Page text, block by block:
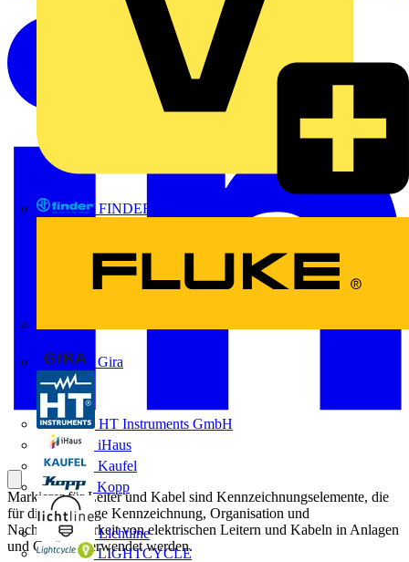
FINDER
Gira
HT Instruments GmbH
iHaus
Kaufel
Kopp
Lichtline
LIGHTCYCLE
Markierer für Leiter und Kabel sind Kennzeichnungselemente, die
für die eindeutige Kennzeichnung, Organisation und
Nachverfolgbarkeit von elektrischen Leitern und Kabeln in Anlagen
und Geräten verwendet werden.